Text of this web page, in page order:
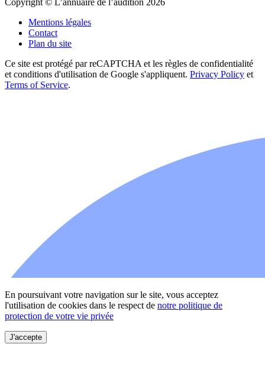
Copyright © L’annuaire de l’audition 2026
Mentions légales
Contact
Plan du site
Ce site est protégé par reCAPTCHA et les règles de confidentialité
et conditions d'utilisation de Google s'appliquent. Privacy Policy et
Terms of Service.
En poursuivant votre navigation sur le site, vous acceptez
l'utilisation de cookies dans le respect de notre politique de
protection de votre vie privée
J'accepte